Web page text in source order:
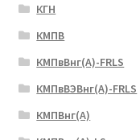
КГН
КМПВ
КМПвВнг(А)-FRLS
КМПвВЭВнг(А)-FRLS
КМПВнг(А)